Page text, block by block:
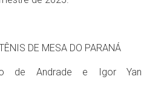
DE MESA DO PARANÁ
de Andrade e Igor Yan